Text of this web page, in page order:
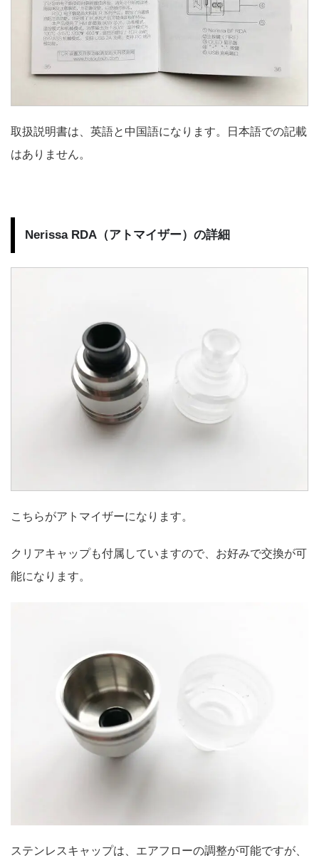
取扱説明書は、英語と中国語になります。日本語での記載
はありません。
Nerissa RDA（アトマイザー）の詳細
こちらがアトマイザーになります。
クリアキャップも付属していますので、お好みで交換が可
能になります。
ステンレスキャップは、エアフローの調整が可能ですが、